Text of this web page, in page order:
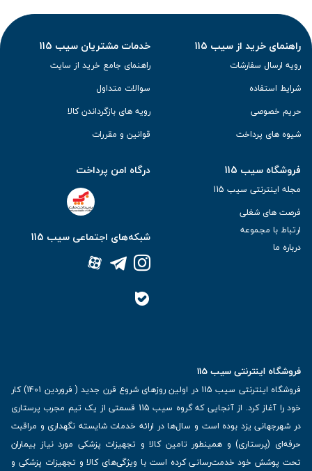
راهنمای خرید از سیب 115
رویه ارسال سفارشات
شرایط استفاده
حریم خصوصی
شیوه های پرداخت
خدمات مشتریان سیب 115
راهنمای جامع خرید از سایت
سوالات متداول
رویه های بازگرداندن کالا
قوانین و مقررات
فروشگاه سیب 115
مجله اینترنتی سیب 115
فرصت های شغلی
ارتباط با مجموعه
درباره ما
درگاه امن پرداخت
شبکه‌های اجتماعی سیب 115
فروشگاه اینترنتی سیب 115
فروشگاه اینترنتی سیب 115 در اولین روزهای شروع قرن جدید ( فروردین 1401) کار
خود را آغاز کرد. از آنجایی که گروه سیب 115 قسمتی از یک تیم مجرب پرستاری
در شهرجهانی یزد بوده است و سال‌ها در ارائه خدمات شایسته نگهداری و مراقبت
حرفه‌ای (پرستاری) و همینطور تامین کالا و تجهیزات پزشکی مورد نیاز بیماران
تحت پوشش خود خدمت‌رسانی کرده است با ویژگی‌های کالا و تجهیزات پزشکی و